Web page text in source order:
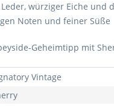
würziger Eiche und
Noten und feiner Süße
Geheimtipp mit
Vintage